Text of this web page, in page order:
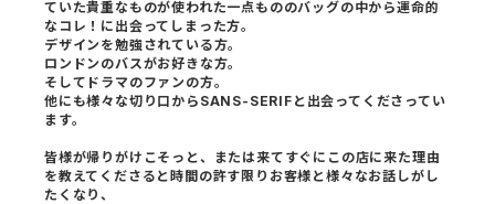
ていた貴重なものが使われた一点もののバッグの中から運命的
なコレ！に出会ってしまった方。
デザインを勉強されている方。
ロンドンのバスがお好きな方。
そしてドラマのファンの方。
他にも様々な切り口からSANS-SERIFと出会ってくださってい
ます。
皆様が帰りがけこそっと、または来てすぐにこの店に来た理由
を教えてくださると時間の許す限りお客様と様々なお話しがし
たくなり、